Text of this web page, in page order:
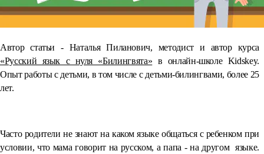
Автор статьи - Наталья Пиланович, методист и автор курса
«Русский язык с нуля «Билингвята» в онлайн-школе Kidskey.
Опыт работы с детьми, в том числе с детьми-билингвами, более 25
лет.
Часто родители не знают на каком языке общаться с ребенком при
условии, что мама говорит на русском, а папа - на другом языке.